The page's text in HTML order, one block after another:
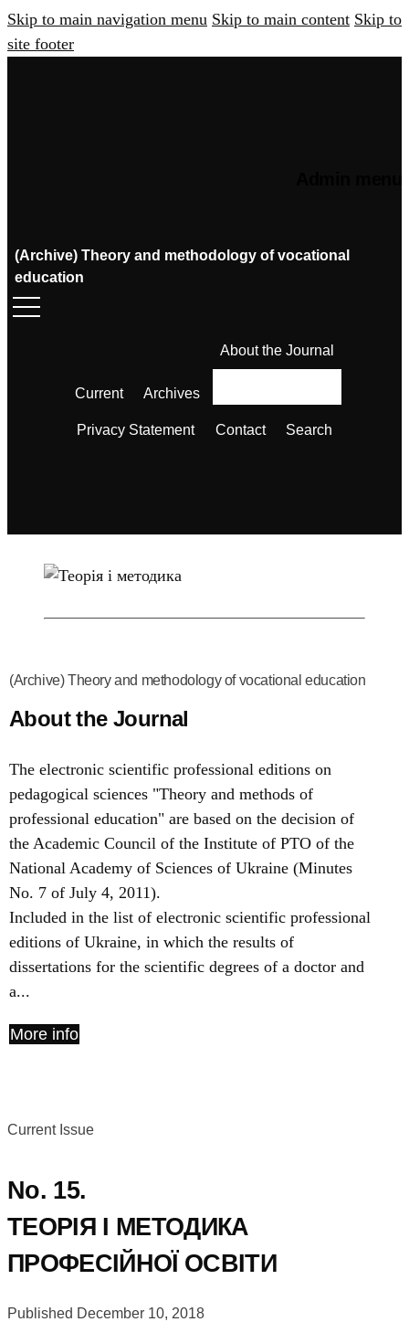
Skip to main navigation menu Skip to main content Skip to
site footer
(Archive) Theory and methodology of vocational
education
Current Archives
About the Journal
Privacy Statement Contact Search
(Archive) Theory and methodology of vocational education
About the Journal
The electronic scientific professional editions on
pedagogical sciences "Theory and methods of
professional education" are based on the decision of
the Academic Council of the Institute of PTO of the
National Academy of Sciences of Ukraine (Minutes
No. 7 of July 4, 2011).
Included in the list of electronic scientific professional
editions of Ukraine, in which the results of
dissertations for the scientific degrees of a doctor and
a...
More info
Current Issue
No. 15.
ТЕОРІЯ І МЕТОДИКА
ПРОФЕСІЙНОЇ ОСВІТИ
Published December 10, 2018